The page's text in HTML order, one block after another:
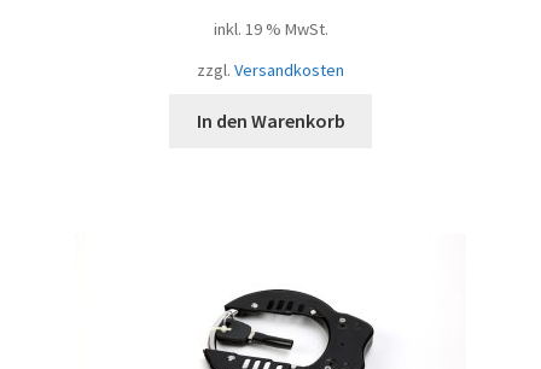
inkl. 19 % MwSt.
zzgl. Versandkosten
In den Warenkorb